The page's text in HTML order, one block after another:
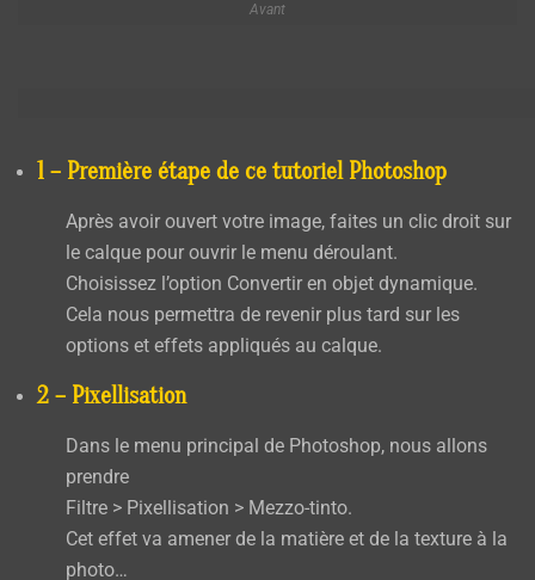
Avant
1 – Première étape de ce tutoriel Photoshop
Après avoir ouvert votre image, faites un clic droit sur
le calque pour ouvrir le menu déroulant.
Choisissez l’option Convertir en objet dynamique.
Cela nous permettra de revenir plus tard sur les
options et effets appliqués au calque.
2 – Pixellisation
Dans le menu principal de Photoshop, nous allons
prendre
Filtre > Pixellisation > Mezzo-tinto.
Cet effet va amener de la matière et de la texture à la
photo…